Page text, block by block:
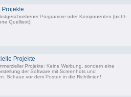
Projekte
Programme oder Komponenten (nicht-
Quelltext).
Projekte
Projekte: Keine Werbung, sondern eine
der Software mit Screenhots und
Schaue vor dem Posten in die Richtlinien!